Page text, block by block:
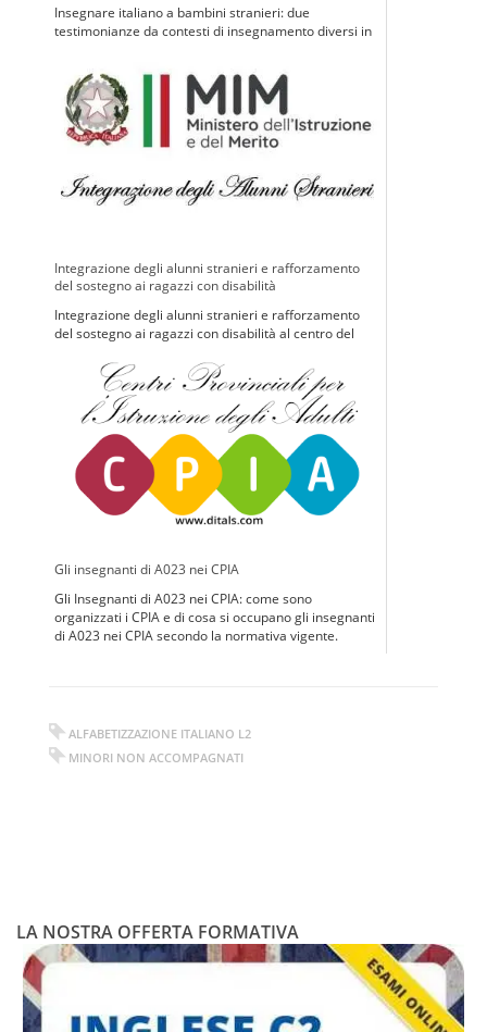
Insegnare italiano a bambini stranieri: due
testimonianze da contesti di insegnamento diversi in
Integrazione degli alunni stranieri e rafforzamento
del sostegno ai ragazzi con disabilità
Integrazione degli alunni stranieri e rafforzamento
del sostegno ai ragazzi con disabilità al centro del
maggio 2024.
Gli insegnanti di A023 nei CPIA
Gli Insegnanti di A023 nei CPIA: come sono
organizzati i CPIA e di cosa si occupano gli insegnanti
di A023 nei CPIA secondo la normativa vigente.
ALFABETIZZAZIONE ITALIANO L2
MINORI NON ACCOMPAGNATI
LA NOSTRA OFFERTA FORMATIVA